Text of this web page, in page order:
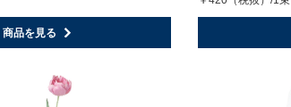
商品を見る